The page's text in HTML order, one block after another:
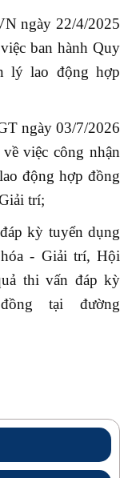
ngày 22/4/2025
ban hành Quy
lý lao động hợp
ngày 03/7/2026
việc công nhận
động hợp đồng
trí;
kỳ tuyển dụng
- Giải trí, Hội
thi vấn đáp kỳ
tại đường